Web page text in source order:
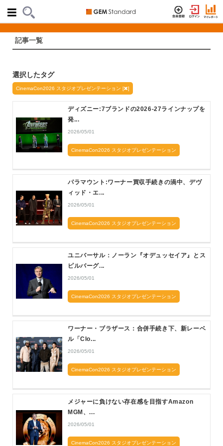
記事一覧
選択したタグ
CinemaCon2026 スタジオプレゼンテーション [ ]
ディズニー:7ブランドの2026-27ラインナップを
発...
2026/05/01
CinemaCon2026 スタジオプレゼンテーション
パラマウント:ワーナー買収手続きの渦中、デヴ
ィッド・エ...
2026/05/01
CinemaCon2026 スタジオプレゼンテーション
ユニバーサル：ノーラン『オデュッセイア』とス
ピルバーグ...
2026/05/01
CinemaCon2026 スタジオプレゼンテーション
ワーナー・ブラザース：合併手続き下、新レーベ
ル「Clo...
2026/05/01
CinemaCon2026 スタジオプレゼンテーション
メジャーに負けない存在感を目指すAmazon
MGM、...
2026/05/01
CinemaCon2026 スタジオプレゼンテーション